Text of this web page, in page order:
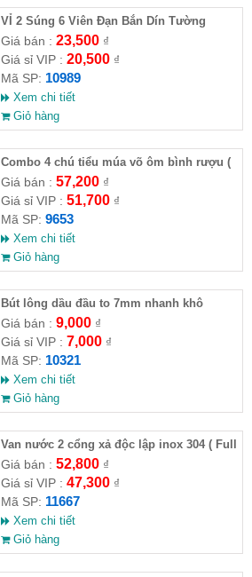
VỈ 2 Súng 6 Viên Đạn Bắn Dín Tường
Giá bán : 23,500₫
Giá sỉ VIP : 20,500₫
Mã SP: 10989
Xem chi tiết
Giỏ hàng
Combo 4 chú tiểu múa võ ôm bình rượu (
HĐ )
Giá bán : 57,200₫
Giá sỉ VIP : 51,700₫
Mã SP: 9653
Xem chi tiết
Giỏ hàng
Bút lông dầu đầu to 7mm nhanh khô
Giá bán : 9,000₫
Giá sỉ VIP : 7,000₫
Mã SP: 10321
Xem chi tiết
Giỏ hàng
Van nước 2 cổng xả độc lập inox 304 ( Full
VAT )
Giá bán : 52,800₫
Giá sỉ VIP : 47,300₫
Mã SP: 11667
Xem chi tiết
Giỏ hàng